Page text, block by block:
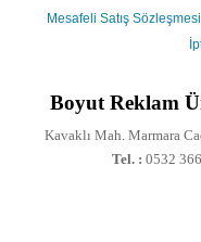
Mesafeli Satış Sözleşmesi
Boyut Reklam
Kavaklı Mah. Marmara
Tel. : 0532